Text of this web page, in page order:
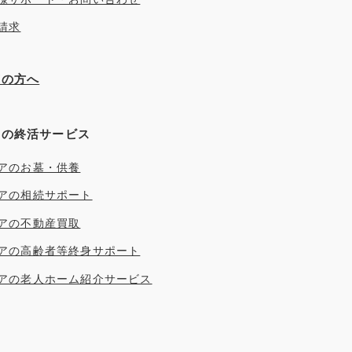
求
方へ
終活サービス
のお墓・供養
の相続サポート
の不動産買取
の高齢者等終身サポート
の老人ホーム紹介サービス